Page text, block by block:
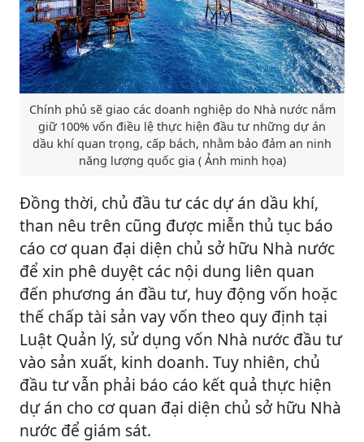
Chính phủ sẽ giao các doanh nghiệp do Nhà nước nắm
giữ 100% vốn điều lệ thực hiện đầu tư những dự án
dầu khí quan trọng, cấp bách, nhằm bảo đảm an ninh
năng lượng quốc gia ( Ảnh minh họa)
Đồng thời, chủ đầu tư các dự án dầu khí,
than nêu trên cũng được miễn thủ tục báo
cáo cơ quan đại diện chủ sở hữu Nhà nước
để xin phê duyệt các nội dung liên quan
đến phương án đầu tư, huy động vốn hoặc
thế chấp tài sản vay vốn theo quy định tại
Luật Quản lý, sử dụng vốn Nhà nước đầu tư
vào sản xuất, kinh doanh. Tuy nhiên, chủ
đầu tư vẫn phải báo cáo kết quả thực hiện
dự án cho cơ quan đại diện chủ sở hữu Nhà
nước để giám sát.